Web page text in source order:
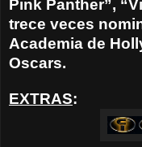
Pink Panther”,
trece veces
Academia de
Oscars.
EXTRAS: